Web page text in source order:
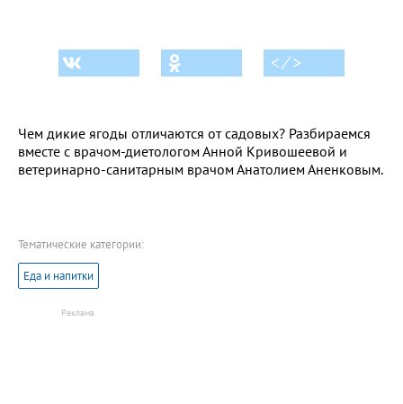
< ⁄ >
Чем дикие ягоды отличаются от садовых? Разбираемся
вместе с врачом-диетологом Анной Кривошеевой и
ветеринарно-санитарным врачом Анатолием Аненковым.
Тематические категории:
Еда и напитки